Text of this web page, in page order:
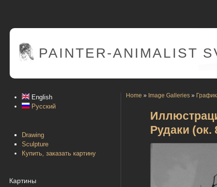
PAINTER-ANIMALIST
English
Русский
Drawing
Sculpture
Купить, заказать картину
Картины
Home » Image Galleries »
Рудаки (ок.